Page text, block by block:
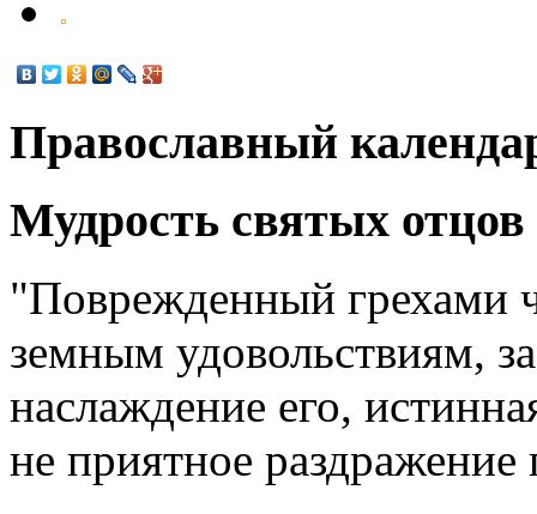
Православный
Мудрость святых отцов
"Поврежденный грехами
земным удовольствиям,
наслаждение его,
не приятное раздражение